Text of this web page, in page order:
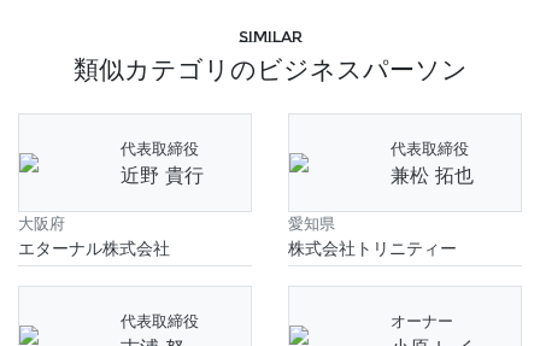
Similar
類似カテゴリのビジネスパーソン
代表取締役
近野 貴行
大阪府
エターナル株式会社
代表取締役
兼松 拓也
愛知県
株式会社トリニティー
代表取締役 オーナー